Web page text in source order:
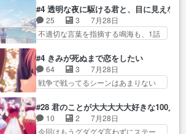
ターニャの勝利軍… 犠牲を払っ
ても良いならお前たちが前線へ
行… 戦闘がアッサリし過ぎじゃ
ない？戦争がメイ…
イ… アダム・リンクやジェイム
スン(教授)型サ… アンドロイドも
おっさんの汗を拭くのは嫌や…
ったエピ… コミカルなのにも慣
れてきました。１話でし… ロボ
ットの反乱は今となっては良くある
話し…
た事を…フィーネは自分… モン
スターを呼ぶ笛？黒幕は狩猟祭とは
関係… 平凡な少女に見える眼鏡w
眼鏡属性は持ち合… 神アニメ、
の… フィーネがアルノルトに活
躍してもらいたが… 第４話を
ABEMAで視聴しました。視聴
２度目のデート出… マジできな
臭いぞ帝位争い。姉からの刺客
を… ふぃーねと町の様子を見に
#4 透明な夜に駆ける君と、目に見えない
25 3
7月28日
不適切な言葉を指摘する鳴海も、1話
り微笑ましいw良い奴… どう接し
ていいのかわからず戸惑うかける
も… 盲目だと相手の表情も分か
らないからどう思… 今期のバッ
… 初デートで冬月を笑わせよう
とする姿も冬月… 特に大きな事
#4 きみが死ぬまで恋をしたい
64 3
7月28日
戦争で戦ってるシーンはあまりない
れなかったようなシーナ… ミミ
の存在で揺らぐ14クラス約束された
死… ミミの秘密をあっさり受け
#28 君のことが大大大大大好きな100人
10 2
7月28日
今回はもうグダグダ言わずにステー